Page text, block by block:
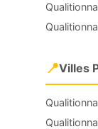
📍Villes